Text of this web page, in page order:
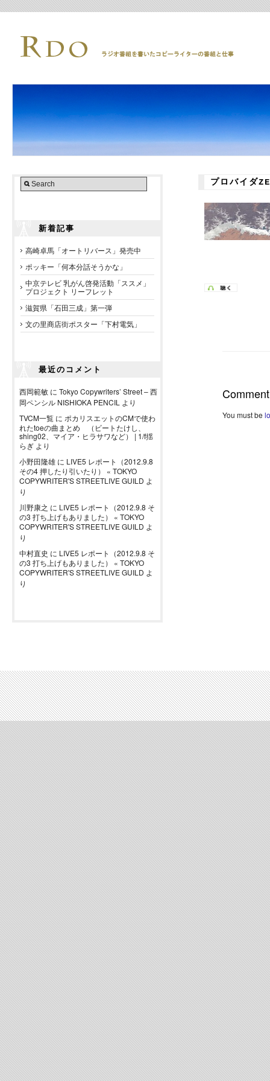
新着記事
高崎卓馬「オートリバース」発売中
ポッキー「何本分話そうかな」
中京テレビ 乳がん啓発活動「ススメ」
プロジェクト リーフレット
滋賀県「石田三成」第一弾
文の里商店街ポスター「下村電気」
最近のコメント
西岡範敏 に Tokyo Copywriters’ Street – 西
岡ペンシル NISHIOKA PENCIL より
TVCM一覧 に ポカリスエットのCMで使わ
れたtoeの曲まとめ （ビートたけし、
shing02、マイア・ヒラサワなど） | 1/f揺
らぎ より
小野田隆雄 に LIVE5 レポート（2012.9.8
その4 押したり引いたり） « TOKYO
COPYWRITER'S STREETLIVE GUILD よ
り
川野康之 に LIVE5 レポート（2012.9.8 そ
の3 打ち上げもありました） « TOKYO
COPYWRITER'S STREETLIVE GUILD よ
り
中村直史 に LIVE5 レポート（2012.9.8 そ
の3 打ち上げもありました） « TOKYO
COPYWRITER'S STREETLIVE GUILD よ
り
プロバイダ
Comment
You must be